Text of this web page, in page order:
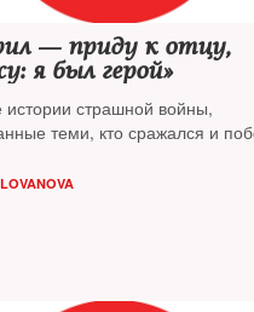
— приду к отцу,
я был герой»
истории страшной войны,
теми, кто сражался и